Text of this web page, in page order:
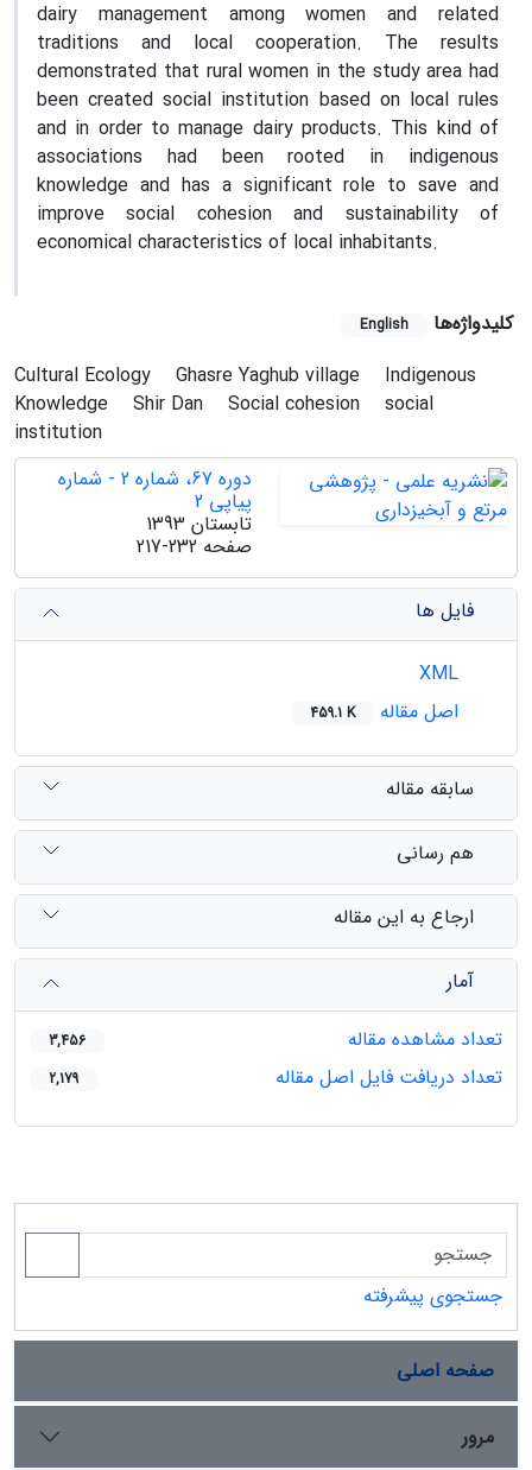
dairy management among women and related
traditions and local cooperation. The results
demonstrated that rural women in the study area had
been created social institution based on local rules
and in order to manage dairy products. This kind of
associations had been rooted in indigenous
knowledge and has a significant role to save and
improve social cohesion and sustainability of
economical characteristics of local inhabitants.
کلیدواژه‌ها English
Cultural Ecology Ghasre Yaghub village
Indigenous
Knowledge
Shir Dan Social cohesion
social
institution
دوره 67، شماره 2 - شماره
پیاپی 2
تابستان 1393
صفحه 217-232
فایل ها
اصل مقاله
459.1 K
سابقه مقاله
هم رسانی
ارجاع به این مقاله
آمار
تعداد مشاهده مقاله
3,456
تعداد دریافت فایل اصل مقاله 2,179
جستجوی پیشرفته
صفحه اصلی
مرور